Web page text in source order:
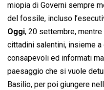
miopia di Governi sempre
del fossile, incluso
Oggi, 20 settembre,
cittadini salentini, insieme
consapevoli ed informati
paesaggio che si vuole
Basilio, per poi giungere